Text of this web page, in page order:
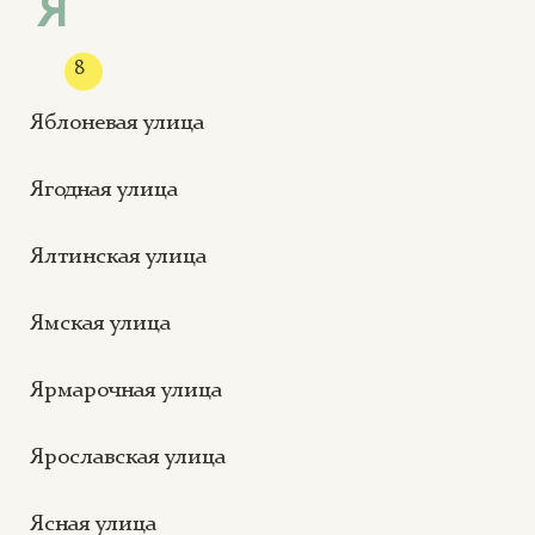
Я
8
Яблоневая улица
Ягодная улица
Ялтинская улица
Ямская улица
Ярмарочная улица
Ярославская улица
Ясная улица